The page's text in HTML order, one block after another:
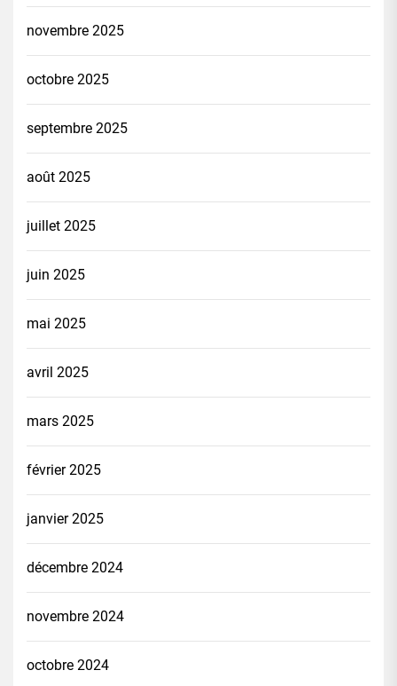
novembre 2025
octobre 2025
septembre 2025
août 2025
juillet 2025
juin 2025
mai 2025
avril 2025
mars 2025
février 2025
janvier 2025
décembre 2024
novembre 2024
octobre 2024